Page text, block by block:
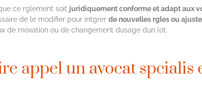
ce rglement soit juridiquement conforme et adapt aux
de le modifier pour intgrer de nouvelles rgles ou
de rnovation ou de changement dusage dun lot.
appel un avocat spcialis